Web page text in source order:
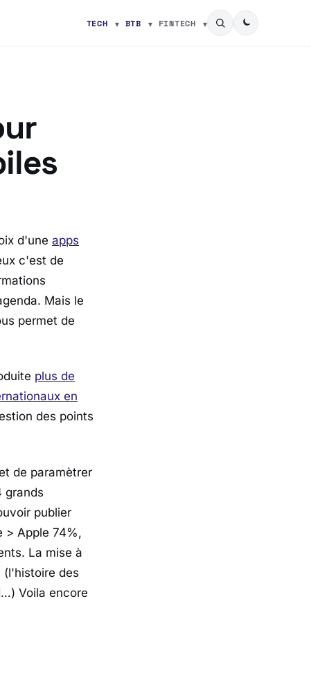
TECH BTB FINTECH
d'une apps
c'est de
Mais le
permet de
plus de
en
des points
de paramètrer
grands
publier
> Apple 74%,
La mise à
des
Voila encore